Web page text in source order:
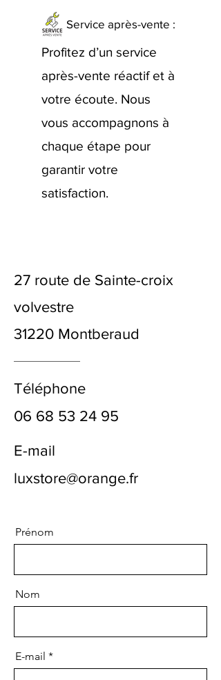
Service après-vente :
Profitez d’un service
après-vente réactif et à
votre écoute. Nous
vous accompagnons à
chaque étape pour
garantir votre
satisfaction.
27 route de Sainte-croix
volvestre
31220 Montberaud
Téléphone
06 68 53 24 95
E-mail
luxstore@orange.fr
Prénom
Nom
E-mail